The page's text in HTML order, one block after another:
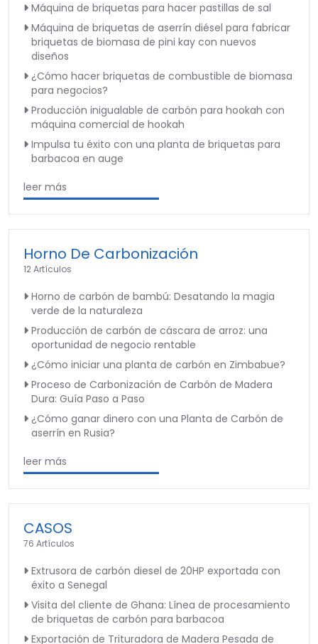
Máquina de briquetas para hacer pastillas de sal
Máquina de briquetas de aserrín diésel para fabricar
briquetas de biomasa de pini kay con nuevos
diseños
¿Cómo hacer briquetas de combustible de biomasa
para negocios?
Producción inigualable de carbón para hookah con
máquina comercial de hookah
Impulsa tu éxito con una planta de briquetas para
barbacoa en auge
leer más
Horno De Carbonización
12 Artículos
Horno de carbón de bambú: Desatando la magia
verde de la naturaleza
Producción de carbón de cáscara de arroz: una
oportunidad de negocio rentable
¿Cómo iniciar una planta de carbón en Zimbabue?
Proceso de Carbonización de Carbón de Madera
Dura: Guía Paso a Paso
¿Cómo ganar dinero con una Planta de Carbón de
aserrín en Rusia?
leer más
CASOS
76 Artículos
Extrusora de carbón diesel de 20HP exportada con
éxito a Senegal
Visita del cliente de Ghana: Línea de procesamiento
de briquetas de carbón para barbacoa
Exportación de Trituradora de Madera Pesada de